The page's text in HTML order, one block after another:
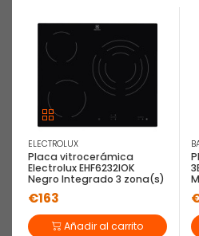
ELECTROLUX
Placa vitrocerámica
Electrolux EHF6232IOK
Negro Integrado 3 zona(s)
€163
Añadir al carrito